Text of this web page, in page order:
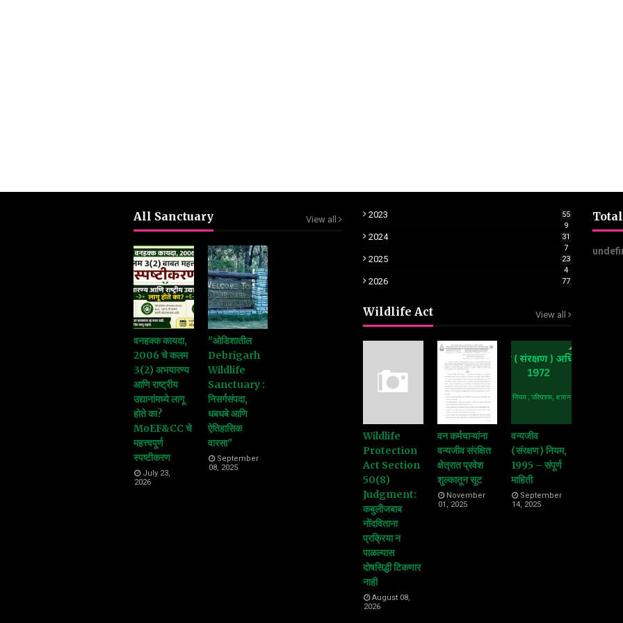
All Sanctuary View all
वनहक्क कायदा,
2006 चे कलम
3(2) अभयारण्य
आणि राष्ट्रीय
उद्यानांमध्ये लागू
होते का?
MoEF&CC चे
महत्त्वपूर्ण
स्पष्टीकरण
July 23,
2026
"ओडिशातील
Debrigarh
Wildlife
Sanctuary :
निसर्गसंपदा,
धबधबे आणि
ऐतिहासिक
वारसा"
September
08, 2025
2023
55
9
2024
31
7
2025
23
4
2026 77
Wildlife Act View all
Wildlife
Protection
Act Section
50(8)
Judgment:
कबुलीजबाब
नोंदविताना
प्रक्रिया न
पाळल्यास
दोषसिद्धी टिकणार
नाही
August 08,
2026
वन कर्मचाऱ्यांना
वन्यजीव संरक्षित
क्षेत्रात प्रवेश
शुल्कातून सूट
November
01, 2025
वन्यजीव
(संरक्षण) नियम,
1995 – संपूर्ण
माहिती
September
14, 2025
und ef